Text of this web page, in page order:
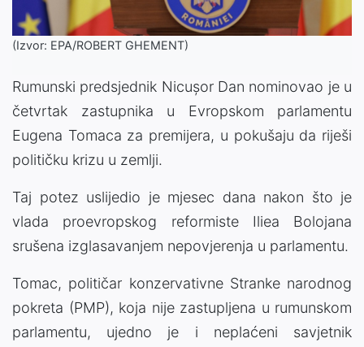
(Izvor: EPA/ROBERT GHEMENT)
Rumunski predsjednik Nicușor Dan nominovao je u
četvrtak zastupnika u Evropskom parlamentu
Eugena Tomaca za premijera, u pokušaju da riješi
političku krizu u zemlji.
Taj potez uslijedio je mjesec dana nakon što je
vlada proevropskog reformiste Iliea Bolojana
srušena izglasavanjem nepovjerenja u parlamentu.
Tomac, političar konzervativne Stranke narodnog
pokreta (PMP), koja nije zastupljena u rumunskom
parlamentu, ujedno je i neplaćeni savjetnik